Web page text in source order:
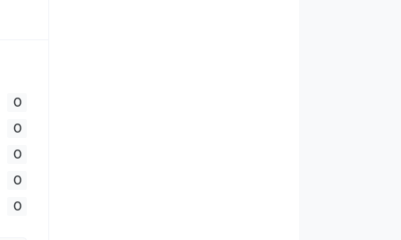
0
0
0
0
0